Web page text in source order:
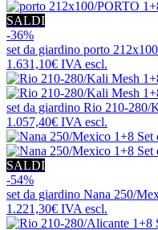
SALDI
-36%
set da giardino porto
1.631,10€ IVA escl.
set da giardino Rio 210-280/
1.057,40€ IVA escl.
SALDI
-54%
set da giardino Nana 250/
1.221,30€ IVA escl.